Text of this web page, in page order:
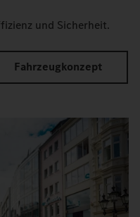
und Sicherheit.
Fahrzeugkonzept